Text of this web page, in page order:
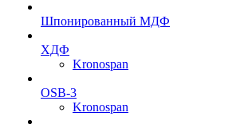
Шпонированный МДФ
ХДФ
Kronospan
OSB-3
Kronospan